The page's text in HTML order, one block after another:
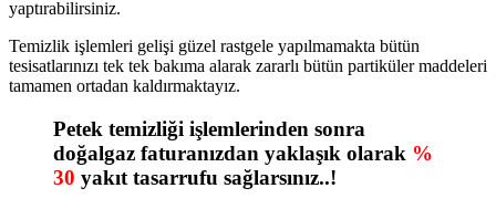
yaptırabilirsiniz.
Temizlik işlemleri gelişi güzel rastgele yapılmamakta bütün
tesisatlarınızı tek tek bakıma alarak zararlı bütün partiküler maddeleri
tamamen ortadan kaldırmaktayız.
Petek temizliği işlemlerinden sonra
doğalgaz faturanızdan yaklaşık olarak %
30 yakıt tasarrufu sağlarsınız..!